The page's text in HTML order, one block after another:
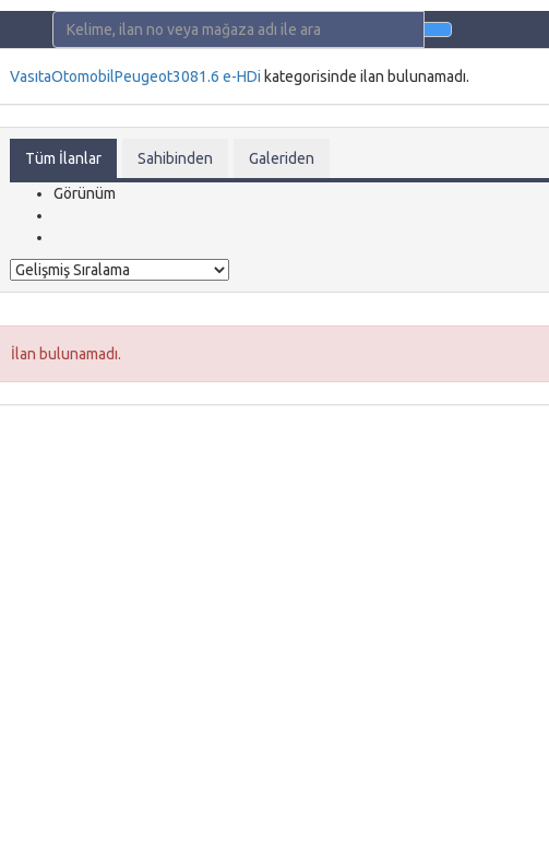
VasıtaOtomobilPeugeot3081.6 e-HDi kategorisinde ilan bulunamadı.
Tüm İlanlar Sahibinden
Galeriden
Görünüm
İlan bulunamadı.